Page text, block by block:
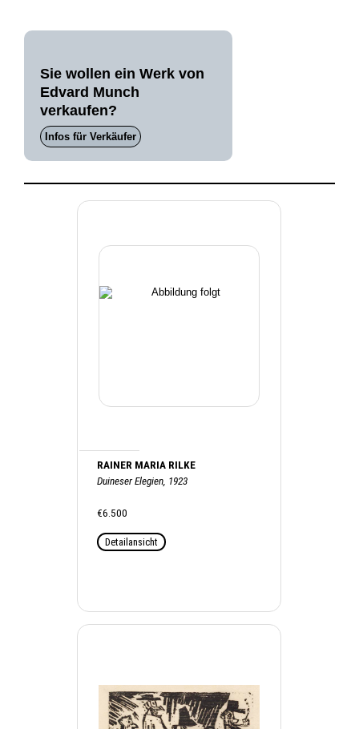
Sie wollen ein Werk von
Edvard Munch
verkaufen?
Infos für Verkäufer
RAINER MARIA RILKE
Duineser Elegien, 1923
€6.500
Detailansicht